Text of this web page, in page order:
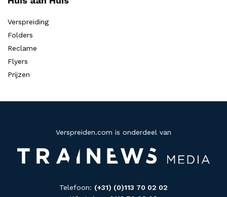
Verspreiding
Folders
Reclame
Flyers
Prijzen
Verspreiden.com is onderdeel van
Telefoon: (+31) (0)113 70 02 02